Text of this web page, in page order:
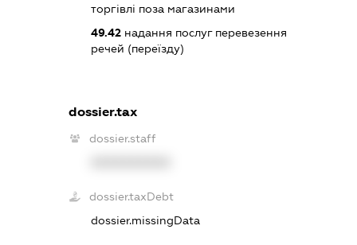
торгівлі поза магазинами
49.42 надання послуг перевезення
речей (переїзду)
dossier.tax
dossier.staff
dossier.taxDebt
dossier.missingData